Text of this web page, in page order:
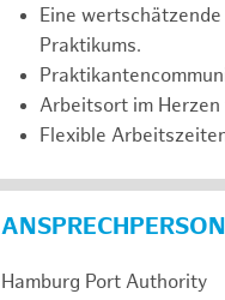
Eine
Praktikums.
Arbeitsort im Herzen
Flexible
ANSPRECHPERSON
Hamburg Port Authority